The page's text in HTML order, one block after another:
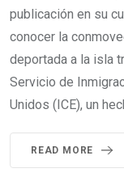
publicación en su
conocer la
deportada a la isla
Servicio de
Unidos (ICE), un
READ MORE